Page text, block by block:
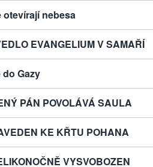
otevírají nebesa
EVANGELIUM V SAMAŘÍ
do Gazy
PÁN POVOLÁVÁ SAULA
KE KŘTU POHANA
VYSVOBOZEN